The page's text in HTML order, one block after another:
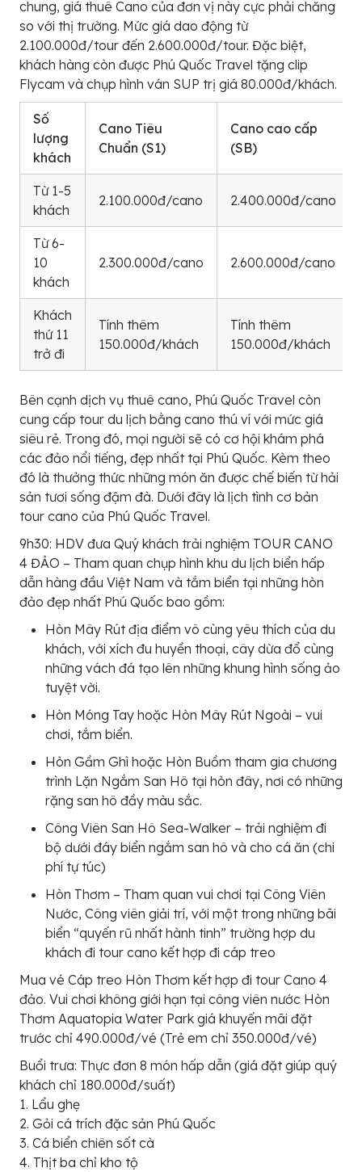
chung, giá thuê Cano của đơn vị này cực phải chăng
so với thị trường. Mức giá dao động từ
2.100.000đ/tour đến 2.600.000đ/tour. Đặc biệt,
khách hàng còn được Phú Quốc Travel tặng clip
Flycam và chụp hình ván SUP trị giá 80.000đ/khách.
Số
lượng
khách
Cano Tiêu
Chuẩn (S1)
Cano cao cấp
(SB)
Từ 1-5
khách
2.100.000đ/cano 2.400.000đ/cano
Từ 6-
10
khách
2.300.000đ/cano 2.600.000đ/cano
Khách
thứ 11
trở đi
Tính thêm
150.000đ/khách
Tính thêm
150.000đ/khách
Bên cạnh dịch vụ thuê cano, Phú Quốc Travel còn
cung cấp tour du lịch bằng cano thú ví với mức giá
siêu rẻ. Trong đó, mọi người sẽ có cơ hội khám phá
các đảo nổi tiếng, đẹp nhất tại Phú Quốc. Kèm theo
đó là thưởng thức những món ăn được chế biến từ hải
sản tươi sống đậm đà. Dưới đây là lịch tình cơ bản
tour cano của Phú Quốc Travel.
9h30: HDV đưa Quý khách trải nghiệm TOUR CANO
4 ĐẢO – Tham quan chụp hình khu du lịch biển hấp
dẫn hàng đầu Việt Nam và tắm biển tại những hòn
đảo đẹp nhất Phú Quốc bao gồm:
Hòn Mây Rút địa điểm vô cùng yêu thích của du
khách, với xích đu huyền thoại, cây dừa đổ cùng
những vách đá tạo lên những khung hình sống ảo
tuyệt vời.
Hòn Móng Tay hoặc Hòn Mây Rút Ngoài – vui
chơi, tắm biển.
Hòn Gầm Ghì hoặc Hòn Buồm tham gia chương
trình Lặn Ngắm San Hô tại hòn đây, nơi có những
rặng san hô đầy màu sắc.
Công Viên San Hô Sea-Walker – trải nghiệm đi
bộ dưới đáy biển ngắm san hô và cho cá ăn (chi
phí tự túc)
Hòn Thơm – Tham quan vui chơi tại Công Viên
Nước, Công viên giải trí, với một trong những bãi
biển “quyến rũ nhất hành tinh” trường hợp du
khách đi tour cano kết hợp đi cáp treo
Mua vé Cáp treo Hòn Thơm kết hợp đi tour Cano 4
đảo. Vui chơi không giới hạn tại công viên nước Hòn
Thơm Aquatopia Water Park giá khuyến mãi đặt
trước chỉ 490.000đ/vé (Trẻ em chỉ 350.000đ/vé)
Buổi trưa: Thực đơn 8 món hấp dẫn (giá đặt giúp quý
khách chỉ 180.000đ/suất)
1. Lẩu ghẹ
2. Gỏi cá trích đặc sản Phú Quốc
3. Cá biển chiên sốt cà
4. Thịt ba chỉ kho tộ